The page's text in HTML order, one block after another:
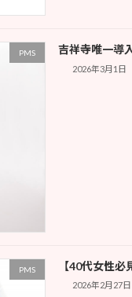
PMS 吉祥寺唯一導
2026年3月1日
PMS 【40代女性
2026年2月27日